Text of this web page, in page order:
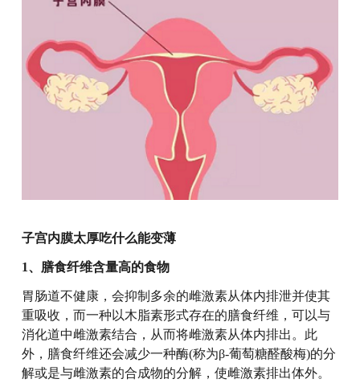
子宫内膜太厚吃什么能变薄
1、膳食纤维含量高的食物
胃肠道不健康，会抑制多余的雌激素从体内排泄并使其
重吸收，而一种以木脂素形式存在的膳食纤维，可以与
消化道中雌激素结合，从而将雌激素从体内排出。此
外，膳食纤维还会减少一种酶(称为β-葡萄糖醛酸梅)的分
解或是与雌激素的合成物的分解，使雌激素排出体外。